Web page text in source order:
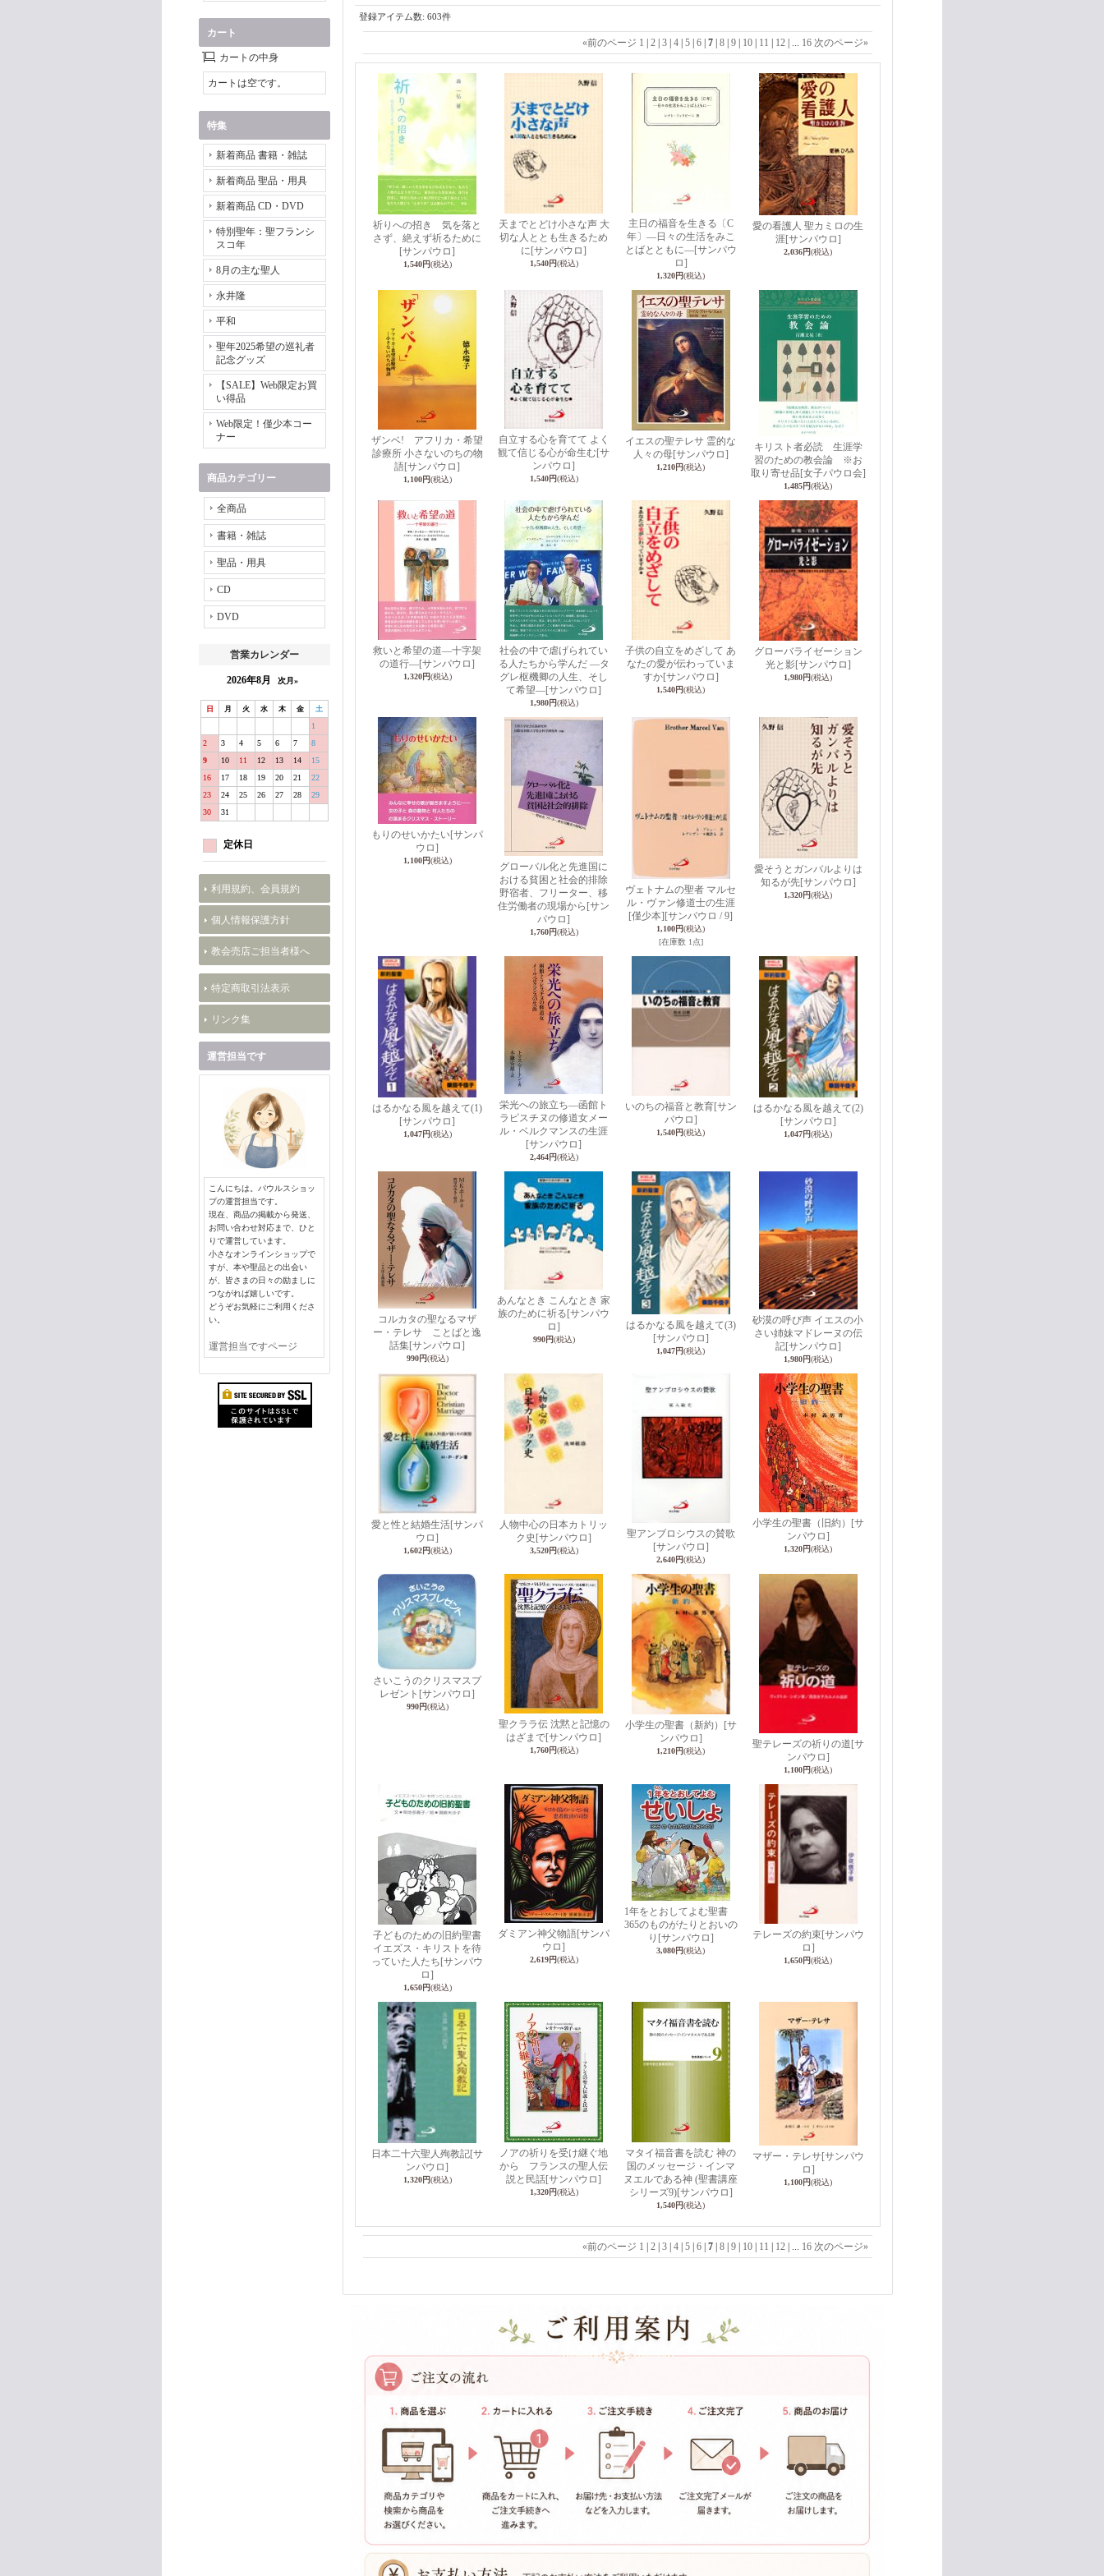
カート
カートの中身
カートは空です。
特集
新着商品 書籍・雑誌
新着商品 聖品・用具
新着商品 CD・DVD
特別聖年：聖フランシ
スコ年
8月の主な聖人
永井隆
平和
聖年2025希望の巡礼者
記念グッズ
【SALE】Web限定お買
い得品
Web限定！僅少本コー
ナー
商品カテゴリー
全商品
書籍・雑誌
聖品・用具
CD
DVD
営業カレンダー
2026年8月 次月»
日 月 火 水 木 金 土
1
2
3 4 5 6 7
8
9
10 11 12 13 14
15
16
17 18 19 20 21
22
23
24 25 26 27 28
29
30
31
定休日
利用規約、会員規約
個人情報保護方針
教会売店ご担当者様へ
特定商取引法表示
リンク集
運営担当です
こんにちは。パウルスショッ
プの運営担当です。
現在、商品の掲載から発送、
お問い合わせ対応まで、ひと
りで運営しています。
小さなオンラインショップで
すが、本や聖品との出会い
が、皆さまの日々の励ましに
つながれば嬉しいです。
どうぞお気軽にご利用くださ
い。
運営担当ですページ
登録アイテム数: 603件
«前のページ 1 2 3 4 5 6 7 8 9 10 11 12 ... 16 次のページ»
祈りへの招き 気を落と
さず、絶えず祈るために
[サンパウロ]
1,540円(税込)
天までとどけ小さな声 大
切な人ととも生きるため
に [サンパウロ]
1,540円(税込)
主日の福音を生きる〔C
年〕―日々の生活をみこ
とばとともに―[サンパウ
ロ]
1,320円(税込)
愛の看護人 聖カミロの生
涯[サンパウロ]
2,036円(税込)
ザンベ! アフリカ・希望
診療所 小さないのちの物
語[サンパウロ]
1,100円(税込)
自立する心を育てて よく
観て信じる心が命生む[サ
ンパウロ]
1,540円(税込)
イエスの聖テレサ 霊的な
人々の母[サンパウロ]
1,210円(税込)
キリスト者必読 生涯学
習のための教会論 ※お
取り寄せ品 [女子パウロ会]
1,485円(税込)
救いと希望の道―十字架
の道行―[サンパウロ]
1,320円(税込)
社会の中で虐げられてい
る人たちから学んだ ―タ
グレ枢機卿の人生、そし
て希望―[サンパウロ]
1,980円(税込)
子供の自立をめざして あ
なたの愛が伝わっていま
すか[サンパウロ]
1,540円(税込)
グローバライゼーション
光と影[サンパウロ]
1,980円(税込)
もりのせいかたい[サンパ
ウロ]
1,100円(税込)
グローバル化と先進国に
おける貧困と社会的排除
野宿者、フリーター、移
住労働者の現場から [サン
パウロ]
1,760円(税込)
ヴェトナムの聖者 マルセ
ル・ヴァン修道士の生涯
[僅少本] [サンパウロ / 9]
1,100円(税込)
[在庫数 1点]
愛そうとガンバルよりは
知るが先[サンパウロ]
1,320円(税込)
はるかなる風を越えて(1)
[サンパウロ]
1,047円(税込)
栄光への旅立ち―函館ト
ラピスチヌの修道女メー
ル・ベルクマンスの生涯
[サンパウロ]
2,464円(税込)
いのちの福音と教育[サン
パウロ]
1,540円(税込)
はるかなる風を越えて(2)
[サンパウロ]
1,047円(税込)
コルカタの聖なるマザ
ー・テレサ ことばと逸
話集[サンパウロ]
990円(税込)
あんなとき こんなとき 家
族のために祈る [サンパウ
ロ]
990円(税込)
はるかなる風を越えて(3)
[サンパウロ]
1,047円(税込)
砂漠の呼び声 イエスの小
さい姉妹マドレーヌの伝
記[サンパウロ]
1,980円(税込)
愛と性と結婚生活[サンパ
ウロ]
1,602円(税込)
人物中心の日本カトリッ
ク史 [サンパウロ]
3,520円(税込)
聖アンブロシウスの賛歌
[サンパウロ]
2,640円(税込)
小学生の聖書（旧約）
[サ
ンパウロ]
1,320円(税込)
さいこうのクリスマスプ
レゼント [サンパウロ]
990円(税込)
聖クララ伝 沈黙と記憶の
はざまで[サンパウロ]
1,760円(税込)
小学生の聖書（新約）
[サ
ンパウロ]
1,210円(税込)
聖テレーズの祈りの道 [サ
ンパウロ]
1,100円(税込)
子どものための旧約聖書
イエズス・キリストを待
っていた人たち [サンパウ
ロ]
1,650円(税込)
ダミアン神父物語[サンパ
ウロ]
2,619円(税込)
1年をとおしてよむ聖書
365のものがたりとおいの
り [サンパウロ]
3,080円(税込)
テレーズの約束 [サンパウ
ロ]
1,650円(税込)
日本二十六聖人殉教記[サ
ンパウロ]
1,320円(税込)
ノアの祈りを受け継ぐ地
から フランスの聖人伝
説と民話[サンパウロ]
1,320円(税込)
マタイ福音書を読む 神の
国のメッセージ・インマ
ヌエルである神 (聖書講座
シリーズ9)[サンパウロ]
1,540円(税込)
マザー・テレサ[サンパウ
ロ]
1,100円(税込)
«前のページ 1 2 3 4 5 6 7 8 9 10 11 12 ... 16 次のページ»